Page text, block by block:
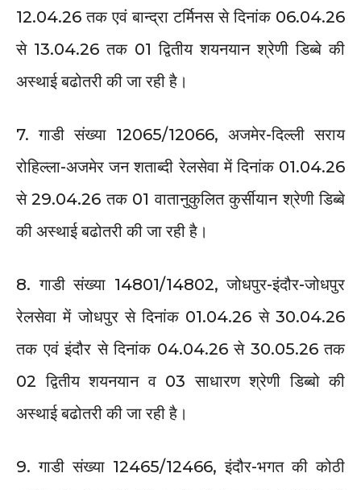
12.04.26 तक एवं बान्द्रा टर्मिनस से दिनांक 06.04.26
से 13.04.26 तक 01 द्वितीय शयनयान श्रेणी डिब्बे की
अस्थाई बढोतरी की जा रही है।
7. गाडी संख्या 12065/12066, अजमेर-दिल्ली सराय
रोहिल्ला-अजमेर जन शताब्दी रेलसेवा में दिनांक 01.04.26
से 29.04.26 तक 01 वातानुकुलित कुर्सीयान श्रेणी डिब्बे
की अस्थाई बढोतरी की जा रही है।
8. गाडी संख्या 14801/14802, जोधपुर-इंदौर-जोधपुर
रेलसेवा में जोधपुर से दिनांक 01.04.26 से 30.04.26
तक एवं इंदौर से दिनांक 04.04.26 से 30.05.26 तक
02 द्वितीय शयनयान व 03 साधारण श्रेणी डिब्बो की
अस्थाई बढोतरी की जा रही है।
9. गाडी संख्या 12465/12466, इंदौर-भगत की कोठी